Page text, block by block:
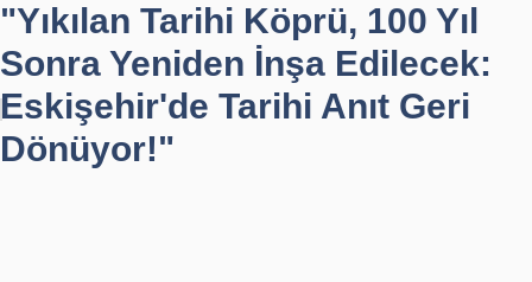
"Yıkılan Tarihi Köprü, 100 Yıl
Sonra Yeniden İnşa Edilecek:
Eskişehir'de Tarihi Anıt Geri
Dönüyor!"